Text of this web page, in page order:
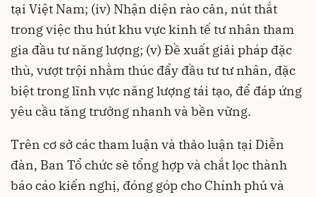
tại Việt Nam; (iv) Nhận diện rào cản, nút thắt
trong việc thu hút khu vực kinh tế tư nhân tham
gia đầu tư năng lượng; (v) Đề xuất giải pháp đặc
thù, vượt trội nhằm thúc đẩy đầu tư tư nhân, đặc
biệt trong lĩnh vực năng lượng tái tạo, để đáp ứng
yêu cầu tăng trưởng nhanh và bền vững.
Trên cơ sở các tham luận và thảo luận tại Diễn
đàn, Ban Tổ chức sẽ tổng hợp và chắt lọc thành
báo cáo kiến nghị, đóng góp cho Chính phủ và